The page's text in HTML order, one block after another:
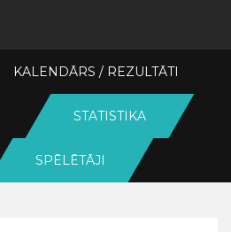
KALENDĀRS / REZULTĀTI
STATISTIKA
SPĒLĒTĀJI